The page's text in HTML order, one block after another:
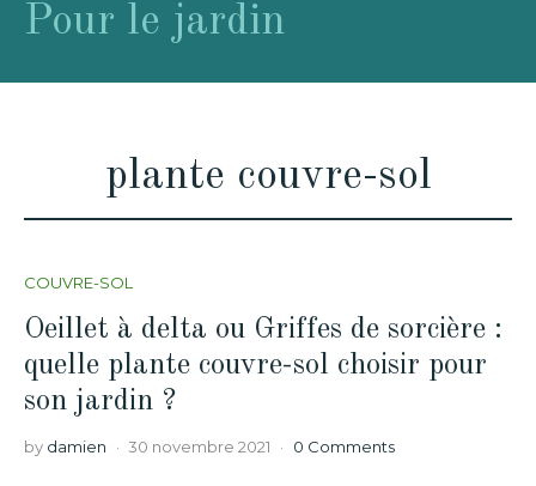
Pour le jardin
plante couvre-sol
COUVRE-SOL
Oeillet à delta ou Griffes de sorcière :
quelle plante couvre-sol choisir pour
son jardin ?
by damien 30 novembre 2021 0 Comments